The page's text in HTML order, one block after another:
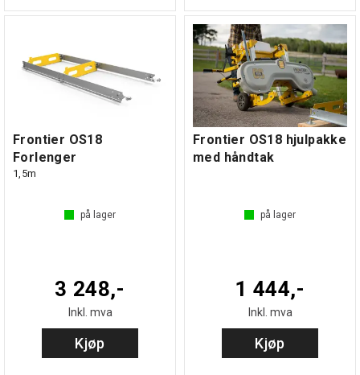
Frontier OS18
Forlenger
1,5m
på lager
3 248,-
Inkl. mva
Kjøp
Frontier OS18 hjulpakke
med håndtak
på lager
1 444,-
Inkl. mva
Kjøp